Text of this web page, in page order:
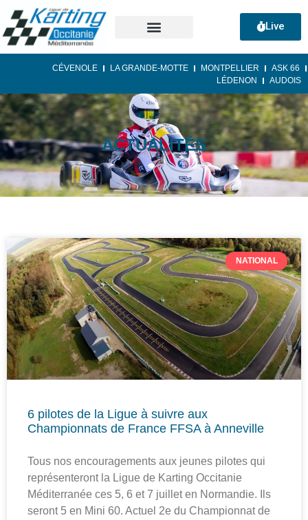
Live
CÉVENOLE LA GRANDE-MOTTE MONTPELLIER
ASK 66
LÉDENON
AUDOIS
ACTUALITÉS
NATIONAL
6 pilotes de la Ligue à suivre aux
Championnats de France FFSA à Anneville
Tous nos encouragements aux jeunes pilotes qui
représenteront la Ligue de Karting Occitanie
Méditerranée ces 5, 6 et 7 juillet en Normandie. Ils
seront 5 en Mini 60. Actuel 2e du Championnat de